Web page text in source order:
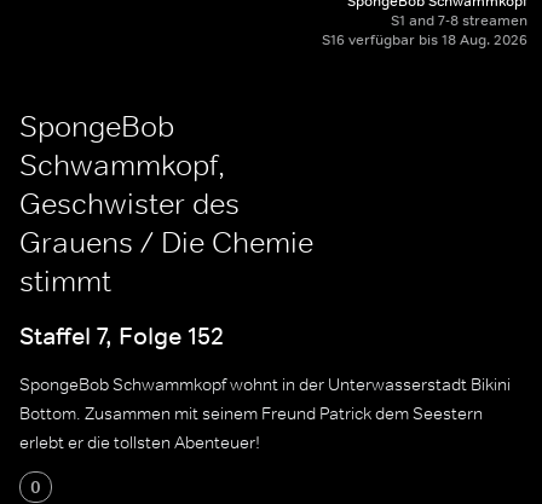
S1 and 7-8 streamen
S16 verfügbar bis 18 Aug. 2026
SpongeBob
Schwammkopf,
Geschwister des
Grauens / Die Chemie
stimmt
Staffel 7, Folge 152
SpongeBob Schwammkopf wohnt in der Unterwasserstadt Bikini
Bottom. Zusammen mit seinem Freund Patrick dem Seestern
erlebt er die tollsten Abenteuer!
0